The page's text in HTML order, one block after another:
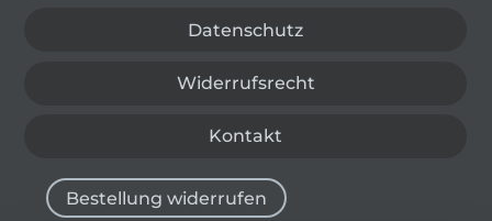
Datenschutz
Widerrufsrecht
Kontakt
Bestellung widerrufen